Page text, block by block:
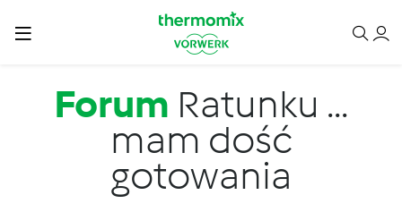
Forum Ratunku ...
mam dość
gotowania